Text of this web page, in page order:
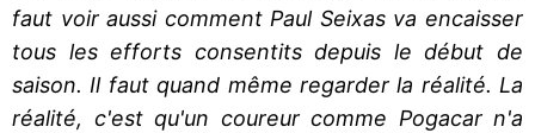
faut voir aussi comment Paul Seixas va encaisser
tous les efforts consentits depuis le début de
saison. Il faut quand même regarder la réalité. La
réalité, c'est qu'un coureur comme Pogacar n'a